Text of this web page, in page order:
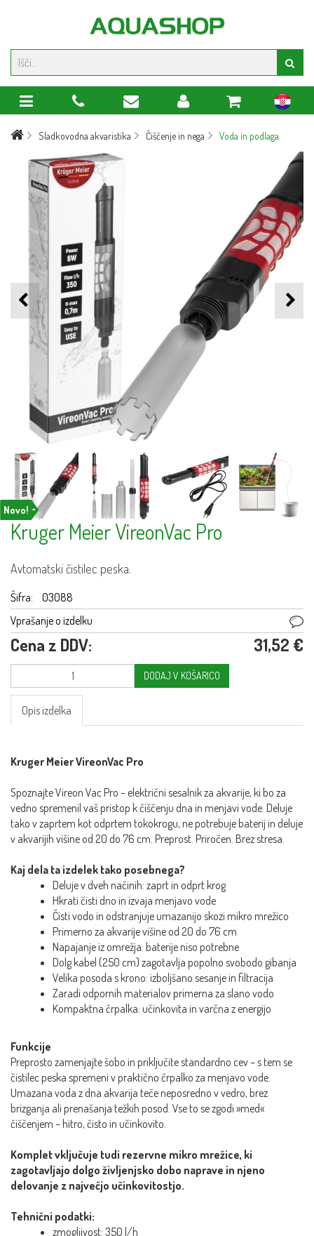
hr
Sladkovodna akvaristika Čiščenje in nega Voda in podlaga
Novo!
Kruger Meier VireonVac Pro
Avtomatski čistilec peska.
Šifra:
03088
Vprašanje o izdelku
Cena z DDV: 31,52 €
DODAJ V KOŠARICO
Opis izdelka
Kruger Meier VireonVac Pro
Spoznajte Vireon Vac Pro – električni sesalnik za akvarije, ki bo za
vedno spremenil vaš pristop k čiščenju dna in menjavi vode. Deluje
tako v zaprtem kot odprtem tokokrogu, ne potrebuje baterij in deluje
v akvarijih višine od 20 do 76 cm. Preprost. Priročen. Brez stresa.
Kaj dela ta izdelek tako posebnega?
Deluje v dveh načinih: zaprt in odprt krog
Hkrati čisti dno in izvaja menjavo vode
Čisti vodo in odstranjuje umazanijo skozi mikro mrežico
Primerno za akvarije višine od 20 do 76 cm
Napajanje iz omrežja: baterije niso potrebne
Dolg kabel (250 cm) zagotavlja popolno svobodo gibanja
Velika posoda s krono: izboljšano sesanje in filtracija
Zaradi odpornih materialov primerna za slano vodo
Kompaktna črpalka: učinkovita in varčna z energijo
Funkcije
Preprosto zamenjajte šobo in priključite standardno cev – s tem se
čistilec peska spremeni v praktično črpalko za menjavo vode.
Umazana voda z dna akvarija teče neposredno v vedro, brez
brizganja ali prenašanja težkih posod. Vse to se zgodi »med«
čiščenjem – hitro, čisto in učinkovito.
Komplet vključuje tudi rezervne mikro mrežice, ki
zagotavljajo dolgo življenjsko dobo naprave in njeno
delovanje z največjo učinkovitostjo.
Tehnični podatki:
zmogljivost: 350 l/h